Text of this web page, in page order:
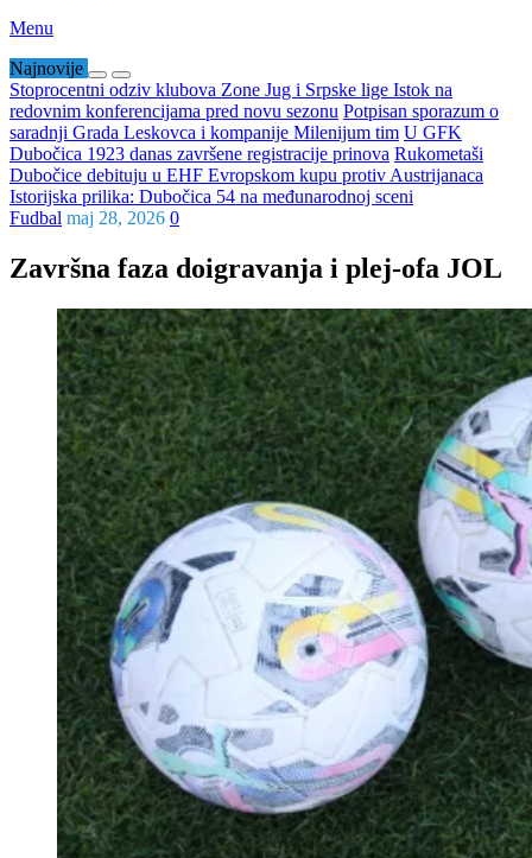
Menu
Najnovije
Stoprocentni odziv klubova Zone Jug i Srpske lige Istok na
redovnim konferencijama pred novu sezonu Potpisan sporazum o
saradnji Grada Leskovca i kompanije Milenijum tim U GFK
Dubočica 1923 danas završene registracije prinova Rukometaši
Dubočice debituju u EHF Evropskom kupu protiv Austrijanaca
Istorijska prilika: Dubočica 54 na međunarodnoj sceni
Fudbal maj 28, 2026 0
Završna faza doigravanja i plej-ofa JOL